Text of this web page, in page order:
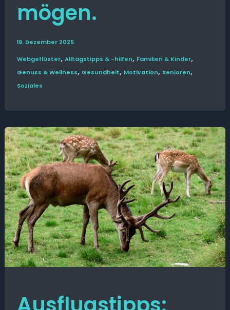
mögen.
19. Dezember 2025
Web­­geflüster, Alltags­tipps & -hilfen, Familien & Kinder,
Genuss & Wellness, Gesund­heit, Motivation, Senioren,
Soziales